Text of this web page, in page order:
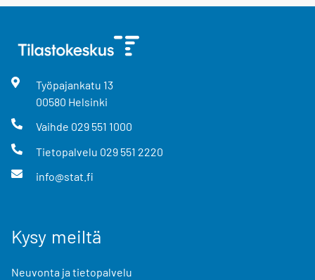
Työpajankatu 13
00580 Helsinki
Vaihde 029 551 1000
Tietopalvelu 029 551 2220
info@stat.fi
Kysy meiltä
Neuvonta ja tietopalvelu